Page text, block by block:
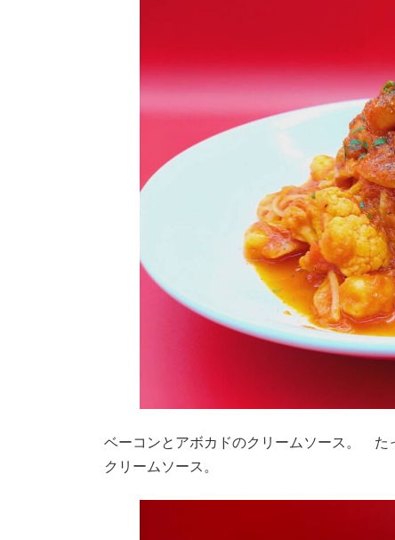
ベーコンとアボカドのクリームソース。 た
クリームソース。